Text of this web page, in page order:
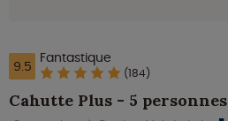
9.5 Fantastique
(184)
Cahutte Plus - 5 personnes